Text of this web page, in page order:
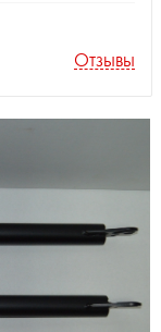
Отзывы